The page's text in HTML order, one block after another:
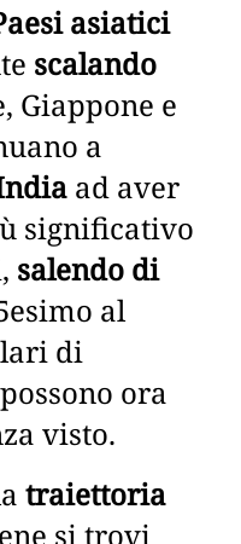
asiatici
scalando
Giappone e
a
ad aver
significativo
salendo di
al
di
ora
visto.
traiettoria
si trovi